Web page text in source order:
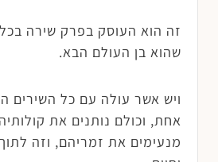
זה הוא העוסק בפרק שירה
שהוא בן העולם הבא.
ויש אשר עולה עם כל השירים
אחת, וכולם נותנים את
מנעימים את זמריהם, וזה